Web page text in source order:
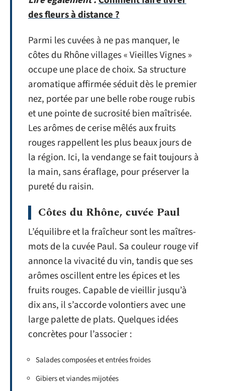
des fleurs à distance ?
Parmi les cuvées à ne pas manquer, le
côtes du Rhône villages « Vieilles Vignes »
occupe une place de choix. Sa structure
aromatique affirmée séduit dès le premier
nez, portée par une belle robe rouge rubis
et une pointe de sucrosité bien maîtrisée.
Les arômes de cerise mêlés aux fruits
rouges rappellent les plus beaux jours de
la région. Ici, la vendange se fait toujours à
la main, sans éraflage, pour préserver la
pureté du raisin.
Côtes du Rhône, cuvée Paul
L’équilibre et la fraîcheur sont les maîtres-
mots de la cuvée Paul. Sa couleur rouge vif
annonce la vivacité du vin, tandis que ses
arômes oscillent entre les épices et les
fruits rouges. Capable de vieillir jusqu’à
dix ans, il s’accorde volontiers avec une
large palette de plats. Quelques idées
concrètes pour l’associer :
Salades composées et entrées froides
Gibiers et viandes mijotées